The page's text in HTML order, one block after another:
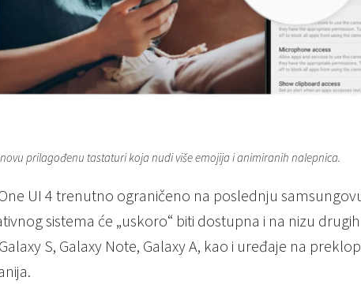
prilagođenu tastaturi koja nudi više emojija i animiranih nalepnica.
UI 4 trenutno ograničeno na poslednju
sistema će „uskoro“ biti dostupna i na nizu
S, Galaxy Note, Galaxy A, kao i uređaje na